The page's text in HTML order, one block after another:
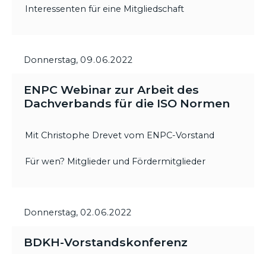
Interessenten für eine Mitgliedschaft
Donnerstag, 09.06.2022
ENPC Webinar zur Arbeit des
Dachverbands für die ISO Normen
Mit Christophe Drevet vom ENPC-Vorstand
Für wen? Mitglieder und Fördermitglieder
Donnerstag, 02.06.2022
BDKH-Vorstandskonferenz